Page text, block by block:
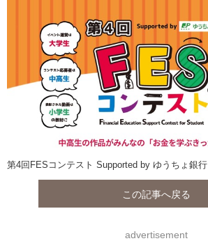
第4回FESコンテスト Supported by ゆうちょ銀行
この記事へ戻る
advertisement